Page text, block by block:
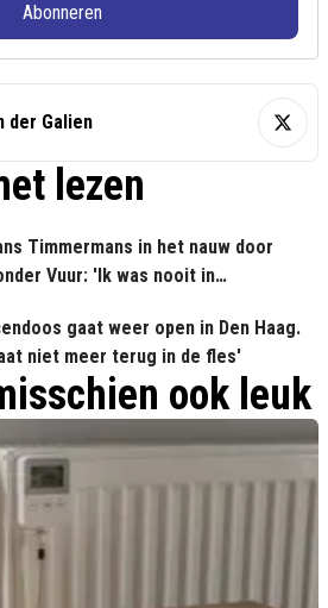
Abonneren
der Galien
lezen
Timmermans in het nauw door
Vuur: 'Ik was nooit in
gaat weer open in Den Haag.
niet meer terug in de fles'
ook leuk